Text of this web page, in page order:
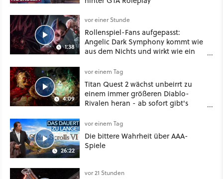
1:38
vor einer Stunde
Rollenspiel-Fans aufgepasst:
Angelic Dark Symphony kommt wie
aus dem Nichts und wirkt wie ein
Mass Effect
4:09
vor einem Tag
Titan Quest 2 wächst unbeirrt zu
einem immer größeren Diablo-
Rivalen heran - ab sofort gibt's
Klasse
26:22
vor einem Tag
Die bittere Wahrheit über AAA-
Spiele
vor 21 Stunden